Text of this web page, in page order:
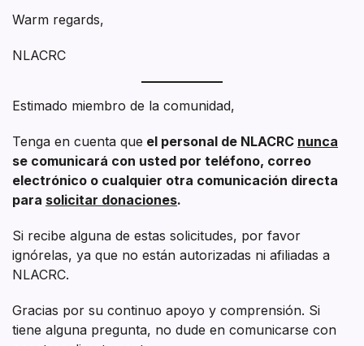
Warm regards,
NLACRC
Estimado miembro de la comunidad,
Tenga en cuenta que el personal de NLACRC nunca
se comunicará con usted por teléfono, correo
electrónico o cualquier otra comunicación directa
para solicitar donaciones.
Si recibe alguna de estas solicitudes, por favor
ignórelas, ya que no están autorizadas ni afiliadas a
NLACRC.
Gracias por su continuo apoyo y comprensión. Si
tiene alguna pregunta, no dude en comunicarse con